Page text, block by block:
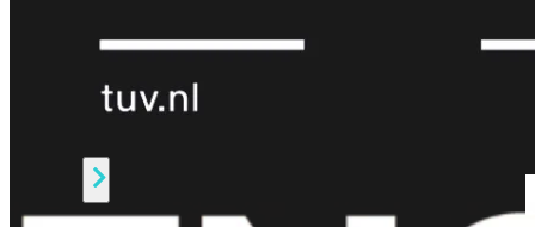
Service